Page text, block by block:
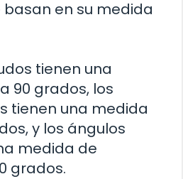
basan en su medida
tienen una
90 grados, los
tienen una medida
y los ángulos
medida de
grados.